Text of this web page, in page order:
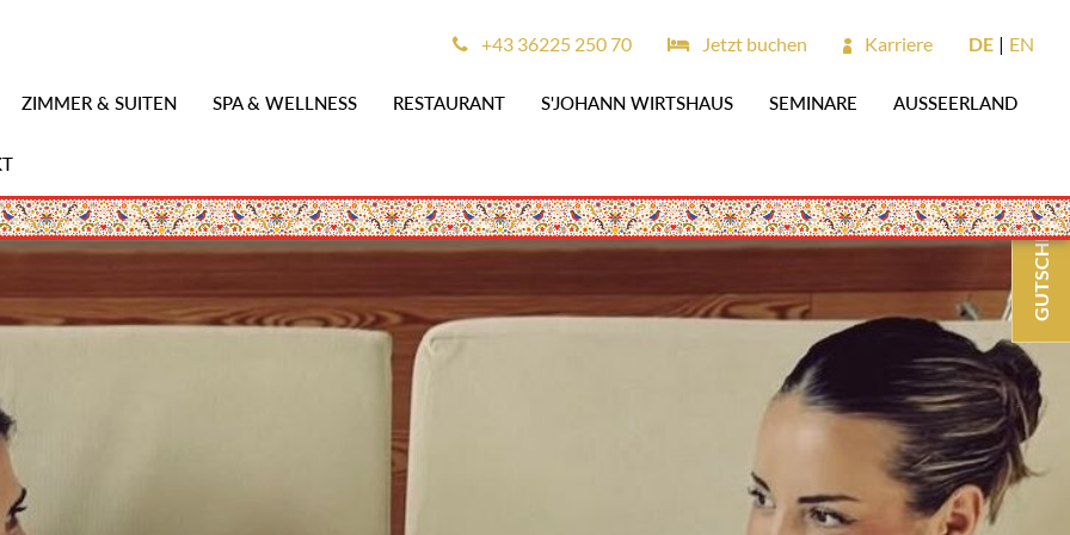
ZIMMER & SUITEN SPA & WELLNESS RESTAURANT S'JOHANN WIRTSHAUS SEMINARE AUSSEERLAND
+43 36225 250 70 Jetzt buchen Karriere DE EN
GUTSCHEINE